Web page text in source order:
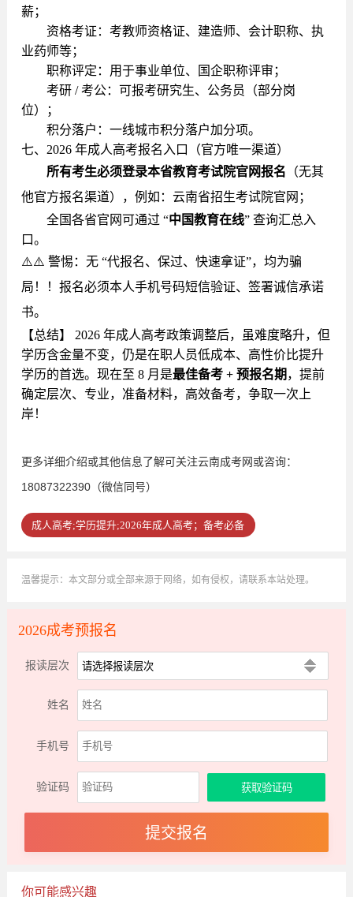
薪；
资格考证：考教师资格证、建造师、会计职称、执
业药师等；
职称评定：用于事业单位、国企职称评审；
考研 / 考公：可报考研究生、公务员（部分岗
位）；
积分落户：一线城市积分落户加分项。
七、2026 年成人高考报名入口（官方唯一渠道）
所有考生必须登录本省教育考试院官网报名 （无其
他官方报名渠道），例如： 云南省招生考试院官网；
全国各省官网可通过 “中国教育在线” 查询汇总入
口。
⚠️⚠️ 警惕：无 “代报名、保过、快速拿证”，均为骗
局！！报名必须本人手机号码短信验证、签署诚信承诺
书。
【总结】 2026 年成人高考政策调整后，虽难度略升，但
学历含金量不变，仍是在职人员低成本、高性价比提升
学历的首选。现在至 8 月是最佳备考 + 预报名期 ，提前
确定层次、专业，准备材料，高效备考，争取一次上
岸！
更多详细介绍或其他信息了解可关注云南成考网或咨询：
18087322390（微信同号）
成人高考;学历提升;2026年成人高考；备考必备
温馨提示：本文部分或全部来源于网络，如有侵权，请联系本站处理。
2026成考预报名
报读层次
姓名
手机号
验证码
你可能感兴趣